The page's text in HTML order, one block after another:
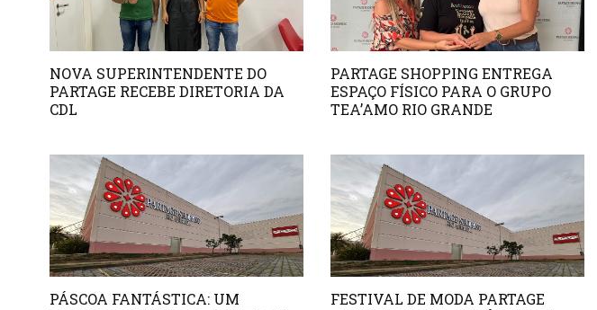
NOVA SUPERINTENDENTE DO
PARTAGE RECEBE DIRETORIA DA
CDL
PARTAGE SHOPPING ENTREGA
ESPAÇO FÍSICO PARA O GRUPO
TEA’AMO RIO GRANDE
PÁSCOA FANTÁSTICA: UM
FESTIVAL DE MODA PARTAGE